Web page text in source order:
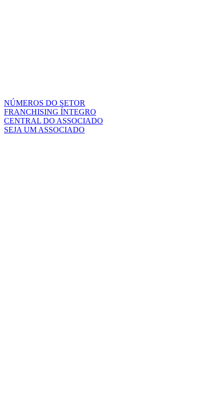
NÚMEROS DO SETOR
FRANCHISING ÍNTEGRO
CENTRAL DO ASSOCIADO
SEJA UM ASSOCIADO